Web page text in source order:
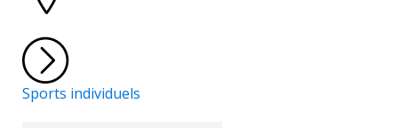
Sports individuels